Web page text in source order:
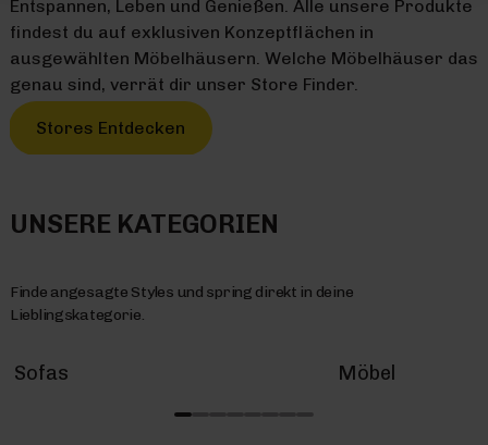
Entspannen, Leben und Genießen. Alle unsere Produkte
findest du auf exklusiven Konzeptflächen in
ausgewählten Möbelhäusern. Welche Möbelhäuser das
genau sind, verrät dir unser Store Finder.
Stores Entdecken
UNSERE KATEGORIEN
Finde angesagte Styles und spring direkt in deine
Lieblingskategorie.
Sofas Möbel